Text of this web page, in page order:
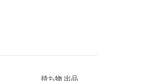
持ち物 出品